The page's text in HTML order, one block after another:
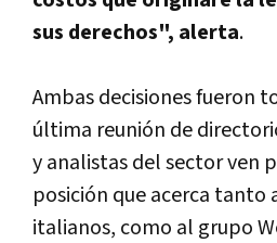
sus derechos", alerta.
Ambas decisiones fueron
última reunión de
y analistas del sector ven
posición que acerca tanto
italianos, como al grupo